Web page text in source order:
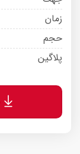
زمان
حجم
پلاگین